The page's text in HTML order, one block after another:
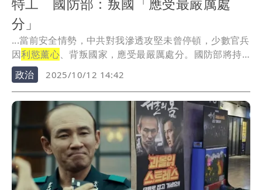
分」
...當前安全情勢，中共對我滲透攻堅未曾停頓，少數官兵
因利慾薰心、背叛國家，應受最嚴厲處分。國防部將持
恆落...
政治 2025/10/12 14:42